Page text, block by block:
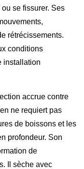
se fissurer. Ses
rétrécissements.
conditions
installation
accrue contre
ne requiert pas
de boissons et les
profondeur. Son
de
Il sèche avec